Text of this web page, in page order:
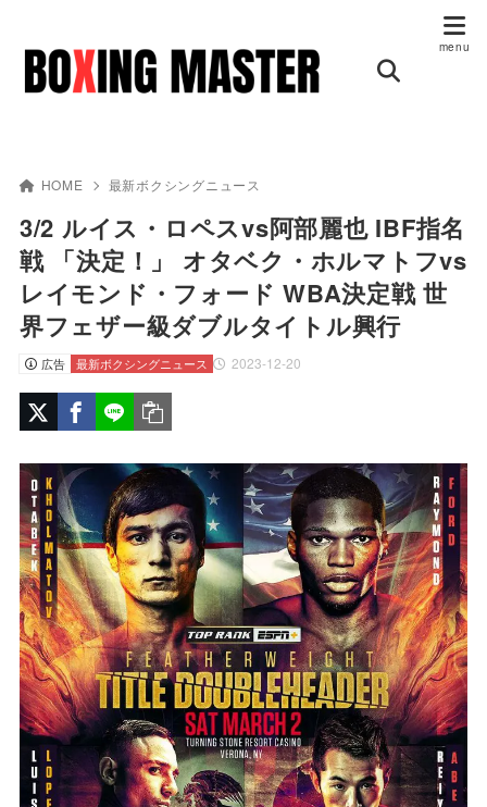
HOME 最新ボクシングニュース
3/2 ルイス・ロペスvs阿部麗也 IBF指名
戦 「決定！」 オタベク・ホルマトフvs
レイモンド・フォード WBA決定戦 世
界フェザー級ダブルタイトル興行
広告 2023-12-20
最新ボクシングニュース